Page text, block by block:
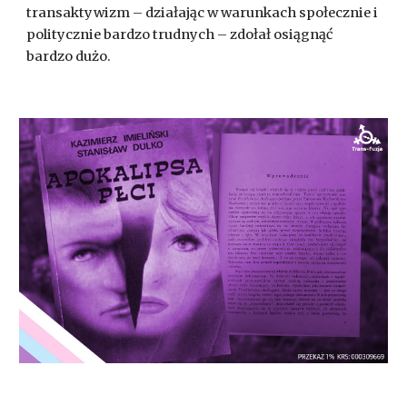
transaktywizm – działając w warunkach społecznie i
politycznie bardzo trudnych – zdołał osiągnąć
bardzo dużo.